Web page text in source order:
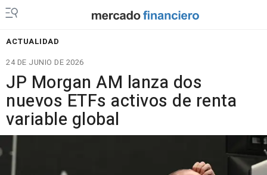
ACTUALIDAD
24 DE JUNIO DE 2026
JP Morgan AM lanza dos
nuevos ETFs activos de renta
variable global